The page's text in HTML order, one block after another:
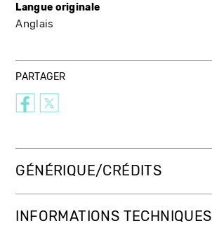
Langue originale
Anglais
PARTAGER
GÉNÉRIQUE/CRÉDITS
INFORMATIONS TECHNIQUES